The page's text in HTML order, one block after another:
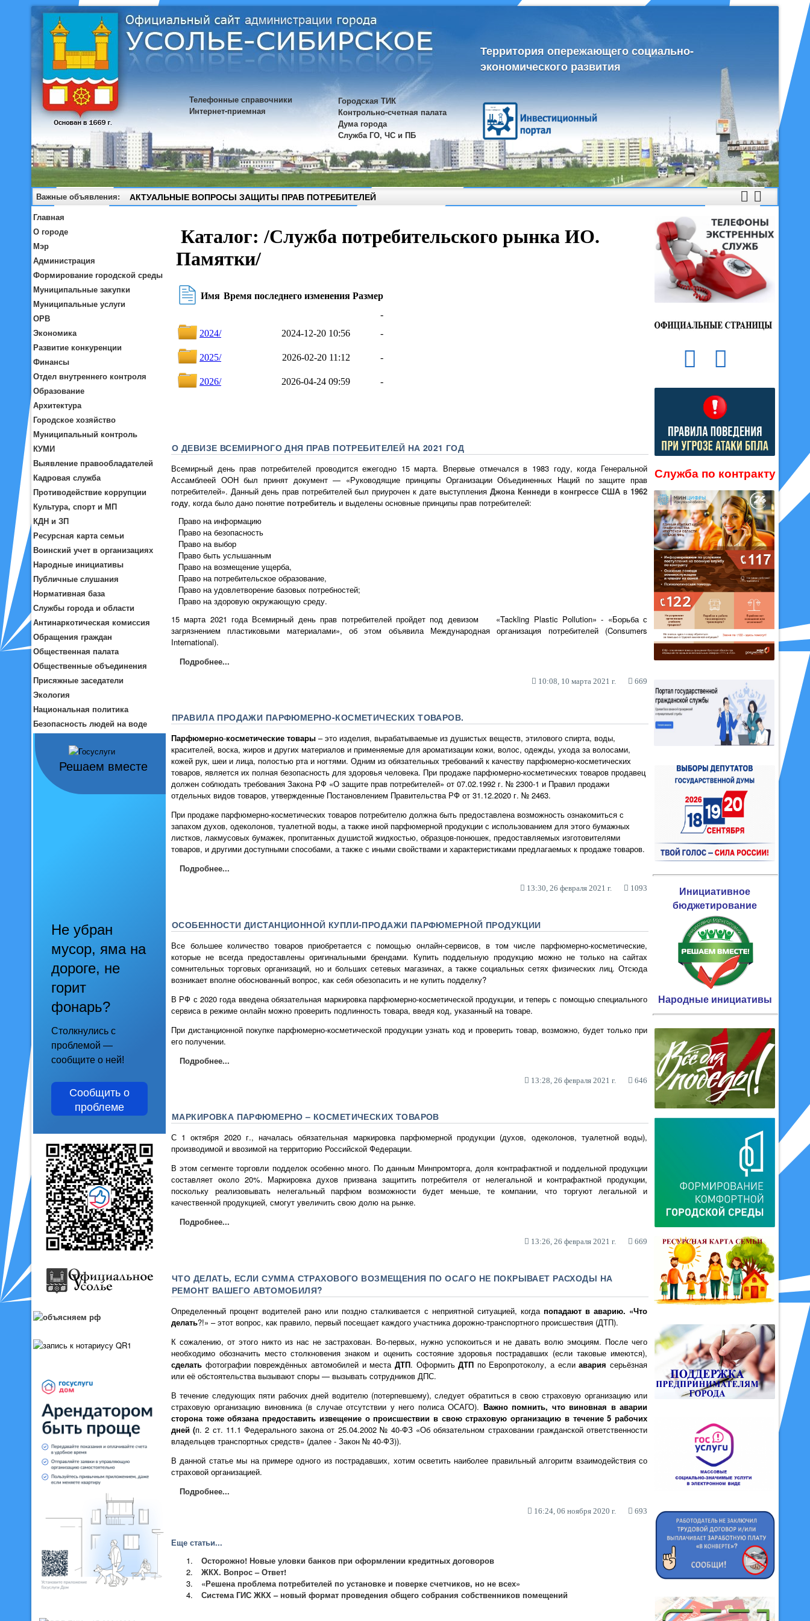
Территория опережающего социально-
экономического развития
Телефонные справочники
Интернет-приемная
Городская ТИК
Контрольно-счетная палата
Дума города
Служба ГО, ЧС и ПБ
Важные объявления: АКТУАЛЬНЫЕ ВОПРОСЫ ЗАЩИТЫ ПРАВ ПОТРЕБИТЕЛЕЙ
Главная
О городе
Мэр
Администрация
Формирование городской среды
Муниципальные закупки
Муниципальные услуги
ОРВ
Экономика
Развитие конкуренции
Финансы
Отдел внутреннего контроля
Образование
Архитектура
Городское хозяйство
Муниципальный контроль
КУМИ
Выявление правообладателей
Кадровая служба
Противодействие коррупции
Культура, спорт и МП
КДН и ЗП
Ресурсная карта семьи
Воинский учет в организациях
Народные инициативы
Публичные слушания
Нормативная база
Службы города и области
Антинаркотическая комиссия
Обращения граждан
Общественная палата
Общественные объединения
Присяжные заседатели
Экология
Национальная политика
Безопасность людей на воде
Решаем вместе
Не убран
мусор, яма на
дороге, не
горит
фонарь?
Столкнулись с
проблемой —
сообщите о ней!
Сообщить о
проблеме
О ДЕВИЗЕ ВСЕМИРНОГО ДНЯ ПРАВ ПОТРЕБИТЕЛЕЙ НА 2021 ГОД
Всемирный день прав потребителей проводится ежегодно 15 марта. Впервые отмечался в 1983 году, когда Генеральной
Ассамблеей ООН был принят документ — «Руководящие принципы Организации Объединенных Наций по защите прав
потребителей». Данный день прав потребителей был приурочен к дате выступления Джона Кеннеди в конгрессе США в 1962
году, когда было дано понятие потребитель и выделены основные принципы прав потребителей:
Право на информацию
Право на безопасность
Право на выбор
Право быть услышанным
Право на возмещение ущерба,
Право на потребительское образование,
Право на удовлетворение базовых потребностей;
Право на здоровую окружающую среду.
15 марта 2021 года Всемирный день прав потребителей пройдет под девизом «Tackling Plastic Pollution» - «Борьба с
загрязнением пластиковыми материалами», об этом объявила Международная организация потребителей (Consumers
International).
Подробнее...
10:08, 10 марта 2021 г. 669
ПРАВИЛА ПРОДАЖИ ПАРФЮМЕРНО-КОСМЕТИЧЕСКИХ ТОВАРОВ.
Парфюмерно-косметические товары – это изделия, вырабатываемые из душистых веществ, этилового спирта, воды,
красителей, воска, жиров и других материалов и применяемые для ароматизации кожи, волос, одежды, ухода за волосами,
кожей рук, шеи и лица, полостью рта и ногтями. Одним из обязательных требований к качеству парфюмерно-косметических
товаров, является их полная безопасность для здоровья человека. При продаже парфюмерно-косметических товаров продавец
должен соблюдать требования Закона РФ «О защите прав потребителей» от 07.02.1992 г. № 2300-1 и Правил продажи
отдельных видов товаров, утвержденные Постановлением Правительства РФ от 31.12.2020 г. № 2463.
При продаже парфюмерно-косметических товаров потребителю должна быть предоставлена возможность ознакомиться с
запахом духов, одеколонов, туалетной воды, а также иной парфюмерной продукции с использованием для этого бумажных
листков, лакмусовых бумажек, пропитанных душистой жидкостью, образцов-понюшек, предоставляемых изготовителями
товаров, и другими доступными способами, а также с иными свойствами и характеристиками предлагаемых к продаже товаров.
Подробнее...
13:30, 26 февраля 2021 г. 1093
ОСОБЕННОСТИ ДИСТАНЦИОННОЙ КУПЛИ-ПРОДАЖИ ПАРФЮМЕРНОЙ ПРОДУКЦИИ
Все большее количество товаров приобретается с помощью онлайн-сервисов, в том числе парфюмерно-косметические,
которые не всегда предоставлены оригинальными брендами. Купить поддельную продукцию можно не только на сайтах
сомнительных торговых организаций, но и больших сетевых магазинах, а также социальных сетях физических лиц. Отсюда
возникает вполне обоснованный вопрос, как себя обезопасить и не купить подделку?
В РФ с 2020 года введена обязательная маркировка парфюмерно-косметической продукции, и теперь с помощью специального
сервиса в режиме онлайн можно проверить подлинность товара, введя код, указанный на товаре.
При дистанционной покупке парфюмерно-косметической продукции узнать код и проверить товар, возможно, будет только при
его получении.
Подробнее...
13:28, 26 февраля 2021 г. 646
МАРКИРОВКА ПАРФЮМЕРНО – КОСМЕТИЧЕСКИХ ТОВАРОВ
С 1 октября 2020 г., началась обязательная маркировка парфюмерной продукции (духов, одеколонов, туалетной воды),
производимой и ввозимой на территорию Российской Федерации.
В этом сегменте торговли подделок особенно много. По данным Минпромторга, доля контрафактной и поддельной продукции
составляет около 20%. Маркировка духов призвана защитить потребителя от нелегальной и контрафактной продукции,
поскольку реализовывать нелегальный парфюм возможности будет меньше, те компании, что торгуют легальной и
качественной продукцией, смогут увеличить свою долю на рынке.
Подробнее...
13:26, 26 февраля 2021 г. 669
ЧТО ДЕЛАТЬ, ЕСЛИ СУММА СТРАХОВОГО ВОЗМЕЩЕНИЯ ПО ОСАГО НЕ ПОКРЫВАЕТ РАСХОДЫ НА
РЕМОНТ ВАШЕГО АВТОМОБИЛЯ?
Определенный процент водителей рано или поздно сталкивается с неприятной ситуацией, когда попадают в аварию. «Что
делать?!» – этот вопрос, как правило, первый посещает каждого участника дорожно-транспортного происшествия (ДТП).
К сожалению, от этого никто из нас не застрахован. Во-первых, нужно успокоиться и не давать волю эмоциям. После чего
необходимо обозначить место столкновения знаком и оценить состояние здоровья пострадавших (если таковые имеются),
сделать фотографии повреждённых автомобилей и места ДТП. ОформитьДТП по Европротоколу, а еслиавария серьёзная
или её обстоятельства вызывают споры — вызывать сотрудников ДПС.
В течение следующих пяти рабочих дней водителю (потерпевшему), следует обратиться в свою страховую организацию или
страховую организацию виновника (в случае отсутствии у него полиса ОСАГО). Важно помнить, что виновная в аварии
сторона тоже обязана предоставить извещение о происшествии в свою страховую организацию в течение 5 рабочих
дней (п. 2 ст. 11.1 Федерального закона от 25.04.2002 № 40-ФЗ «Об обязательном страховании гражданской ответственности
владельцев транспортных средств» (далее - Закон № 40-ФЗ)).
В данной статье мы на примере одного из пострадавших, хотим осветить наиболее правильный алгоритм взаимодействия со
страховой организацией.
Подробнее...
16:24, 06 ноября 2020 г. 693
Еще статьи...
Осторожно! Новые уловки банков при оформлении кредитных договоров
ЖКХ. Вопрос – Ответ!
«Решена проблема потребителей по установке и поверке счетчиков, но не всех»
Система ГИС ЖКХ – новый формат проведения общего собрания собственников помещений
Служба по контракту
Инициативное
бюджетирование
Народные инициативы